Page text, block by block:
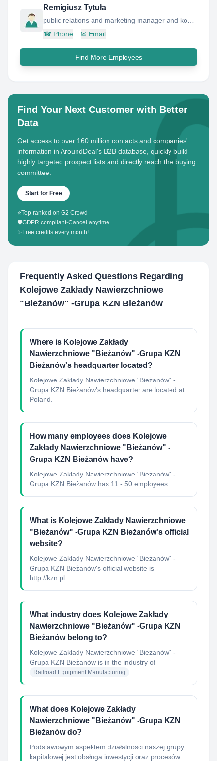
Remigiusz Tytuła
☎ Phone ✉ Email
Find More Employees
Find Your Next Customer with Better
Data
Get access to over 160 million contacts and companies'
information in AroundDeal's B2B database, quickly build
highly targeted prospect lists and directly reach the buying
committee.
Start for Free
⭐Top-ranked on G2 Crowd
🛡️GDPR compliant•Cancel anytime
✨ Free credits every month!
Frequently Asked Questions Regarding
Kolejowe Zakłady Nawierzchniowe
"Bieżanów" -Grupa KZN Bieżanów
Where is Kolejowe Zakłady
Nawierzchniowe "Bieżanów" -Grupa KZN
Bieżanów's headquarter located?
Kolejowe Zakłady Nawierzchniowe "Bieżanów" -
Grupa KZN Bieżanów's headquarter are located at
Poland.
How many employees does Kolejowe
Zakłady Nawierzchniowe "Bieżanów" -
Grupa KZN Bieżanów have?
Kolejowe Zakłady Nawierzchniowe "Bieżanów" -
Grupa KZN Bieżanów has 11 - 50 employees.
What is Kolejowe Zakłady Nawierzchniowe
"Bieżanów" -Grupa KZN Bieżanów's official
website?
Kolejowe Zakłady Nawierzchniowe "Bieżanów" -
Grupa KZN Bieżanów's official website is
http://kzn.pl
What industry does Kolejowe Zakłady
Nawierzchniowe "Bieżanów" -Grupa KZN
Bieżanów belong to?
Kolejowe Zakłady Nawierzchniowe "Bieżanów" -
Grupa KZN Bieżanów is in the industry of
Railroad Equipment Manufacturing
What does Kolejowe Zakłady
Nawierzchniowe "Bieżanów" -Grupa KZN
Bieżanów do?
Podstawowym aspektem działalności naszej grupy
kapitałowej jest obsługa inwestycji oraz procesów